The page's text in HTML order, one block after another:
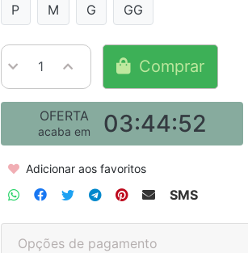
P M G GG
Comprar
OFERTA
acaba em 03:44:52
Adicionar aos favoritos
SMS
Opções de pagamento